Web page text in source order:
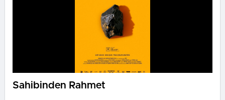
Sahibinden Rahmet